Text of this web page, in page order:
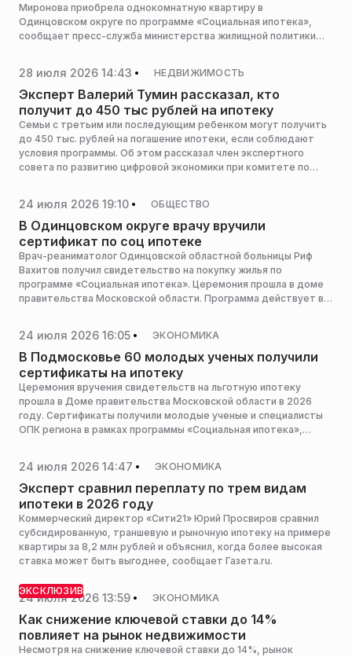
Миронова приобрела однокомнатную квартиру в
Одинцовском округе по программе «Социальная ипотека»,
сообщает пресс-служба министерства жилищной политики
28 июля 2026 14:43 НЕДВИЖИМОСТЬ
Эксперт Валерий Тумин рассказал, кто
получит до 450 тыс рублей на ипотеку
Семьи с третьим или последующим ребенком могут получить
до 450 тыс. рублей на погашение ипотеки, если соблюдают
условия программы. Об этом рассказал член экспертного
совета по развитию цифровой экономики при комитете по
24 июля 2026 19:10 ОБЩЕСТВО
В Одинцовском округе врачу вручили
сертификат по соц ипотеке
Врач-реаниматолог Одинцовской областной больницы Риф
Вахитов получил свидетельство на покупку жилья по
программе «Социальная ипотека». Церемония прошла в доме
правительства Московской области. Программа действует в
24 июля 2026 16:05 ЭКОНОМИКА
В Подмосковье 60 молодых ученых получили
сертификаты на ипотеку
Церемония вручения свидетельств на льготную ипотеку
прошла в Доме правительства Московской области в 2026
году. Сертификаты получили молодые ученые и специалисты
ОПК региона в рамках программы «Социальная ипотека»,
24 июля 2026 14:47 ЭКОНОМИКА
Эксперт сравнил переплату по трем видам
ипотеки в 2026 году
Коммерческий директор «Сити21» Юрий Просвиров сравнил
субсидированную, траншевую и рыночную ипотеку на примере
квартиры за 8,2 млн рублей и объяснил, когда более высокая
ставка может быть выгоднее, сообщает Газета.ru.
ЭКСКЛЮЗИВ
24 июля 2026 13:59 ЭКОНОМИКА
Как снижение ключевой ставки до 14%
повлияет на рынок недвижимости
Несмотря на снижение ключевой ставки до 14%, рынок